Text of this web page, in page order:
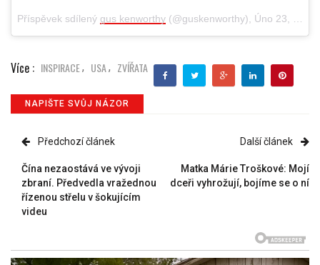
Příspěvek sdílený gus kenworthy (@guskenworthy), Úno 23, 2018 v 8:10 PST
Více : INSPIRACE, USA, ZVÍŘATA
NAPIŠTE SVŮJ NÁZOR
Předchozí článek
Čína nezaostává ve vývoji
zbraní. Předvedla vražednou
řízenou střelu v šokujícím
videu
Další článek
Matka Márie Troškové: Mojí
dceři vyhrožují, bojíme se o ní